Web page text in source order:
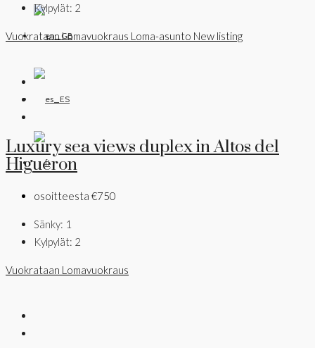
Kylpylät: 2
VuokrataanLomavuokraus Loma-asunto New listing
Luxury sea views duplex in Altos del
Higueron
osoitteesta €750
Sänky: 1
Kylpylät: 2
Vuokrataan Lomavuokraus